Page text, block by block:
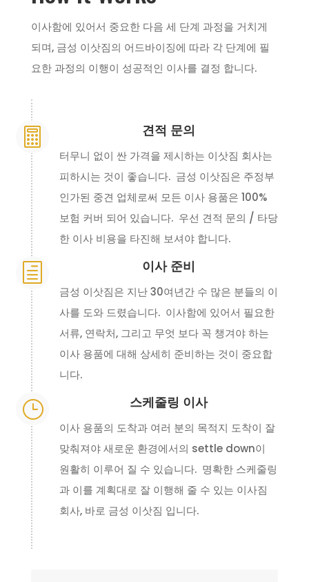
이사함에 있어서 중요한 다음 세 단계 과정을 거치게
되며, 금성 이삿짐의 어드바이징에 따라 각 단계에 필
요한 과정의 이행이 성공적인 이사를 결정 합니다.
 견적 문의
터무니 없이 싼 가격을 제시하는 이삿짐 회사는
피하시는 것이 좋습니다. 금성 이삿짐은 주정부
인가된 중견 업체로써 모든 이사 용품은 100%
보험 커버 되어 있습니다. 우선 견적 문의 / 타당
한 이사 비용을 타진해 보셔야 합니다.
h 이사 준비
금성 이삿짐은 지난 30여년간 수 많은 분들의 이
사를 도와 드렸습니다. 이사함에 있어서 필요한
서류, 연락처, 그리고 무엇 보다 꼭 챙겨야 하는
이사 용품에 대해 상세히 준비하는 것이 중요합
니다.
} 스케줄링 이사
이사 용품의 도착과 여러 분의 목적지 도착이 잘
맞춰져야 새로운 환경에서의 settle down이
원활히 이루어 질 수 있습니다. 명확한 스케줄링
과 이를 계획대로 잘 이행해 줄 수 있는 이사짐
회사, 바로 금성 이삿짐 입니다.